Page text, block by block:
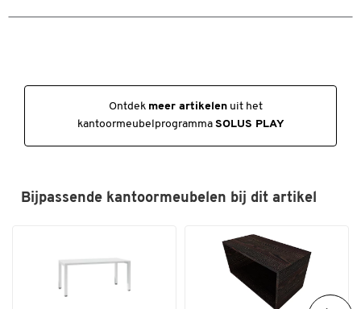
In hoogte verstelbare glijders
Afmetingen
Breedte (mm)
Ontdek meer artikelenuit het
kantoormeubelprogramma SOLUS PLAY
Bijpassende kantoormeubelen bij dit artikel